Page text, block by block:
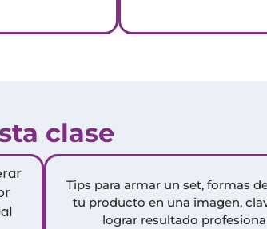
clase
Tips para armar un set, formas
tu producto en una imagen,
lograr resultado